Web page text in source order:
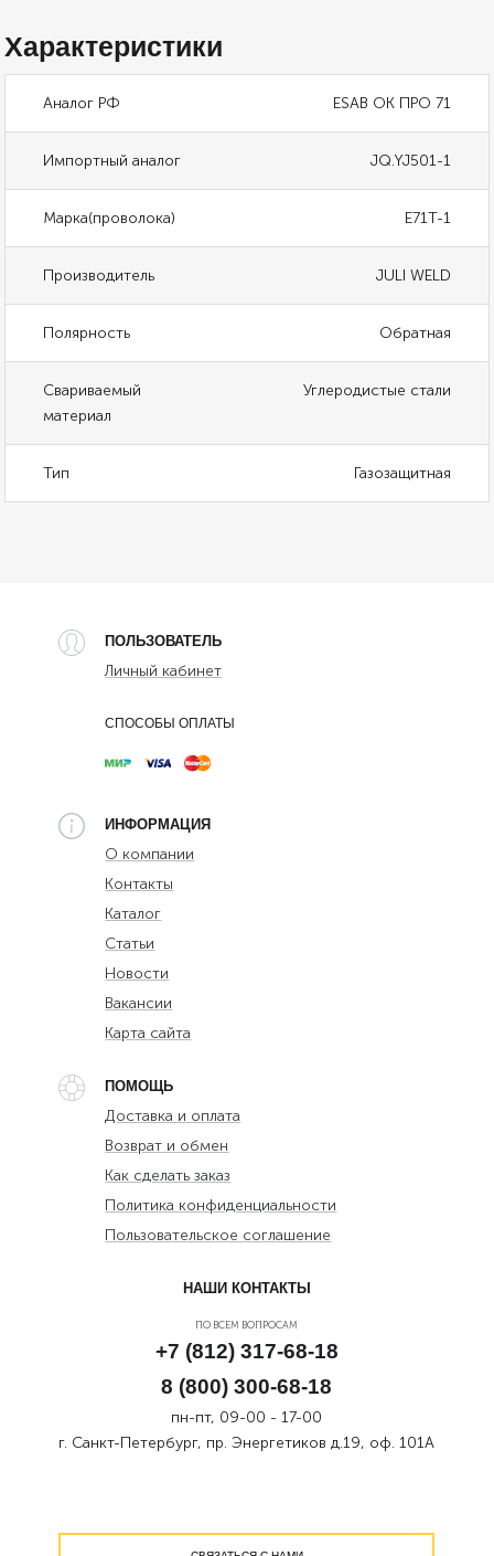
Характеристики
Аналог РФ ESAB ОК ПРО 71
Импортный аналог JQ.YJ501-1
Марка(проволока) E71T-1
Производитель JULI WELD
Полярность Обратная
Свариваемый
материал
Углеродистые стали
Тип Газозащитная
ПОЛЬЗОВАТЕЛЬ
Личный кабинет
СПОСОБЫ ОПЛАТЫ
ИНФОРМАЦИЯ
О компании
Контакты
Каталог
Статьи
Новости
Вакансии
Карта сайта
ПОМОЩЬ
Доставка и оплата
Возврат и обмен
Как сделать заказ
Политика конфиденциальности
Пользовательское соглашение
НАШИ КОНТАКТЫ
ПО ВСЕМ ВОПРОСАМ
+7 (812) 317-68-18
8 (800) 300-68-18
пн-пт, 09-00 - 17-00
г. Санкт-Петербург, пр. Энергетиков д.19, оф. 101А